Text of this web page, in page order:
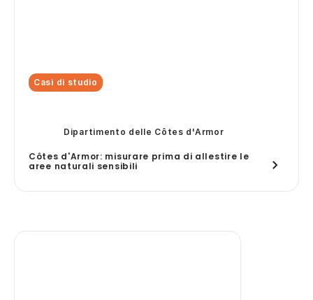
Casi di studio
Dipartimento delle Côtes d'Armor
Côtes d'Armor: misurare prima di allestire le
aree naturali sensibili